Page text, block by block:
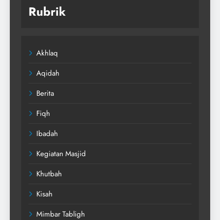
Rubrik
Akhlaq
Aqidah
Berita
Fiqh
Ibadah
Kegiatan Masjid
Khutbah
Kisah
Mimbar Tabligh